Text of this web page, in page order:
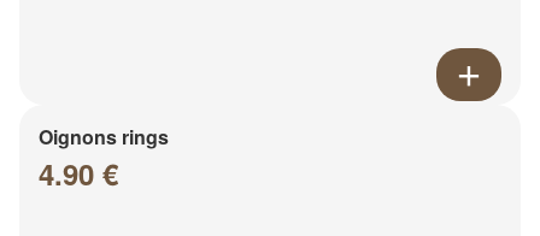
Oignons rings
4.90 €